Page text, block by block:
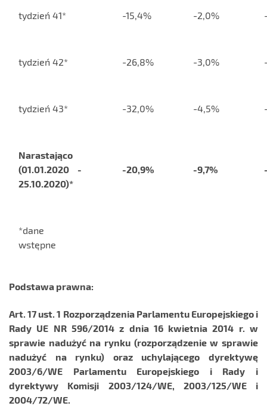
tydzień 41* -15,4% -2,0%
tydzień 42* -26,8% -3,0%
tydzień 43* -32,0% -4,5%
Narastająco
(01.01.2020 -
25.10.2020)*
-20,9% -9,7%
*dane
wstępne
Podstawa prawna:
Art. 17 ust. 1 Rozporządzenia Parlamentu Europejskiego i
Rady UE NR 596/2014 z dnia 16 kwietnia 2014 r. w
sprawie nadużyć na rynku (rozporządzenie w sprawie
nadużyć na rynku) oraz uchylającego dyrektywę
2003/6/WE Parlamentu Europejskiego i Rady i
dyrektywy Komisji 2003/124/WE, 2003/125/WE i
2004/72/WE.